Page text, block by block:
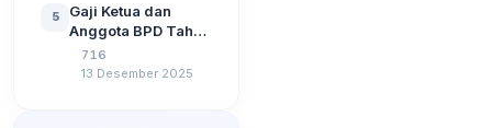
Berdasarkan UU No
3 Tahun 2024
5
Gaji Ketua dan
Anggota BPD Tahun
2026, Berapa
Besarannya? Ada
716
13 Desember 2025